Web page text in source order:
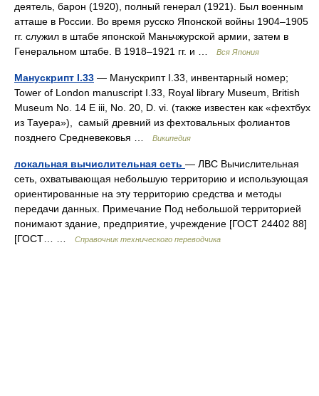
деятель, барон (1920), полный генерал (1921). Был военным
атташе в России. Во время русско Японской войны 1904–1905
гг. служил в штабе японской Маньчжурской армии, затем в
Генеральном штабе. В 1918–1921 гг. и …
Вся Япония
Манускрипт I.33 — Манускрипт I.33, инвентарный номер;
Tower of London manuscript I.33, Royal library Museum, British
Museum No. 14 E iii, No. 20, D. vi. (также известен как «фехтбух
из Тауера»), самый древний из фехтовальных фолиантов
позднего Средневековья …
Википедия
локальная вычислительная сеть — ЛВС Вычислительная
сеть, охватывающая небольшую территорию и использующая
ориентированные на эту территорию средства и методы
передачи данных. Примечание Под небольшой территорией
понимают здание, предприятие, учреждение [ГОСТ 24402 88]
[ГОСТ… …
Справочник технического переводчика